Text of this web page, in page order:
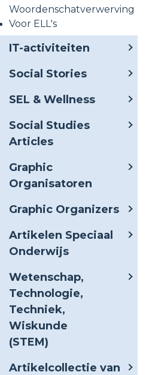
Woordenschatverwerving
Voor ELL's
IT-activiteiten
Social Stories
SEL & Wellness
Social Studies
Articles
Graphic
Organisatoren
Graphic Organizers
Artikelen Speciaal
Onderwijs
Wetenschap,
Technologie,
Techniek,
Wiskunde
(STEM)
Artikelcollectie van